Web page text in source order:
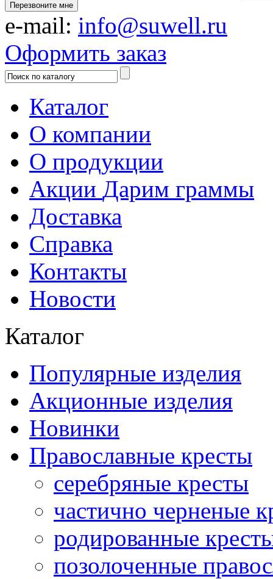
Перезвоните мне
e-mail: info@suwell.ru
Оформить заказ
Каталог
О компании
О продукции
Акции Дарим граммы
Доставка
Справка
Контакты
Новости
Каталог
Популярные изделия
Акционные изделия
Новинки
Православные кресты
серебряные кресты
частично черненые
родированные
позолоченные